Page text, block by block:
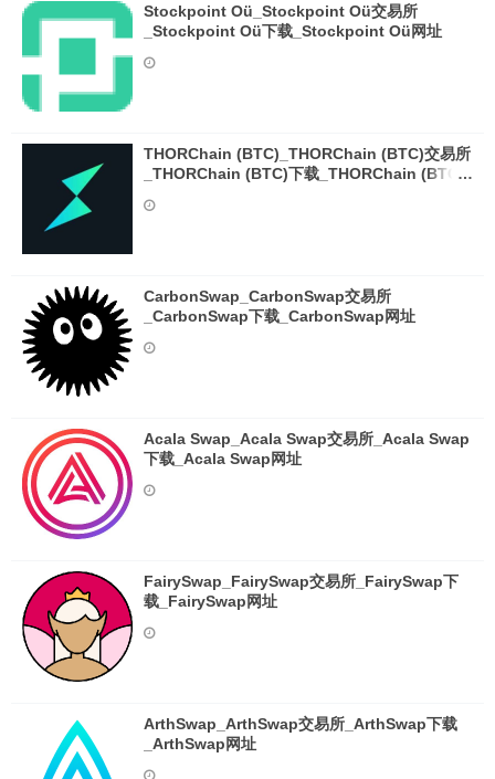
Stockpoint Oü_Stockpoint Oü交易所
_Stockpoint Oü下载_Stockpoint Oü网址
THORChain (BTC)_THORChain (BTC)交易所
_THORChain (BTC)下载_THORChain (BTC)
CarbonSwap_CarbonSwap交易所
_CarbonSwap下载_CarbonSwap网址
Acala Swap_Acala Swap交易所_Acala Swap
下载_Acala Swap网址
FairySwap_FairySwap交易所_FairySwap下
载_FairySwap网址
ArthSwap_ArthSwap交易所_ArthSwap下载
_ArthSwap网址